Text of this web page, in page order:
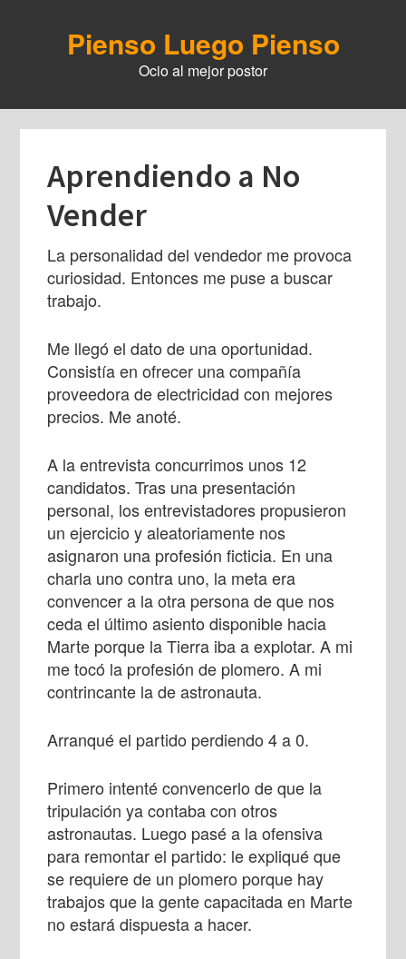
Pienso Luego Pienso
Ocio al mejor postor
Aprendiendo a No
Vender
La personalidad del vendedor me provoca
curiosidad. Entonces me puse a buscar
trabajo.
Me llegó el dato de una oportunidad.
Consistía en ofrecer una compañía
proveedora de electricidad con mejores
precios. Me anoté.
A la entrevista concurrimos unos 12
candidatos. Tras una presentación
personal, los entrevistadores propusieron
un ejercicio y aleatoriamente nos
asignaron una profesión ficticia. En una
charla uno contra uno, la meta era
convencer a la otra persona de que nos
ceda el último asiento disponible hacia
Marte porque la Tierra iba a explotar. A mi
me tocó la profesión de plomero. A mi
contrincante la de astronauta.
Arranqué el partido perdiendo 4 a 0.
Primero intenté convencerlo de que la
tripulación ya contaba con otros
astronautas. Luego pasé a la ofensiva
para remontar el partido: le expliqué que
se requiere de un plomero porque hay
trabajos que la gente capacitada en Marte
no estará dispuesta a hacer.